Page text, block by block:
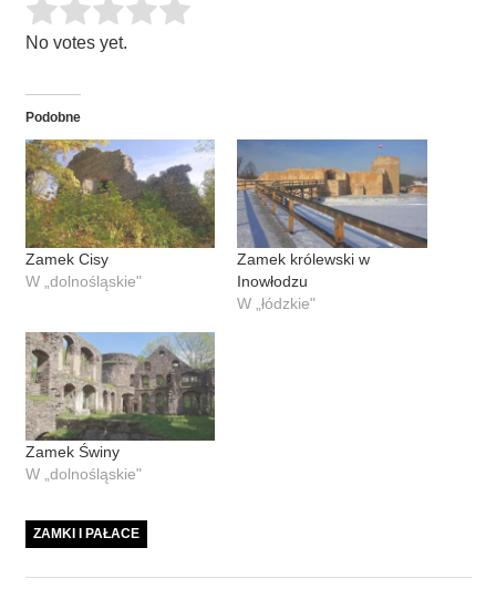
Rate this item:
No votes yet.
Podobne
Zamek Cisy
W „dolnośląskie"
Zamek królewski w
Inowłodzu
W „łódzkie"
Zamek Świny
W „dolnośląskie"
ZAMKI I PAŁACE